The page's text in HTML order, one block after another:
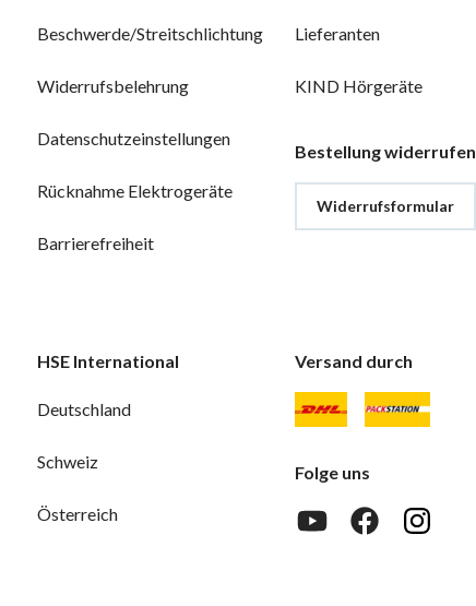
Beschwerde/Streitschlichtung
Widerrufsbelehrung
Datenschutzeinstellungen
Rücknahme Elektrogeräte
Barrierefreiheit
Lieferanten
KIND Hörgeräte
Bestellung widerrufen
Widerrufsformular
HSE International
Deutschland
Schweiz
Österreich
Versand durch
Folge uns